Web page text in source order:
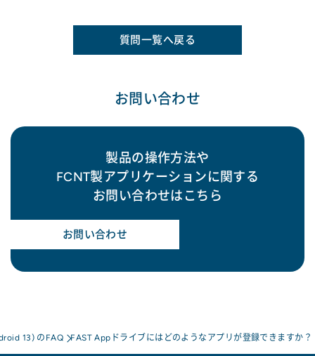
質問一覧へ戻る
お問い合わせ
製品の操作方法や
FCNT製アプリケーションに関する
お問い合わせはこちら
お問い合わせ
13) のFAQ FAST Appドライブにはどのようなアプリが登録できますか？